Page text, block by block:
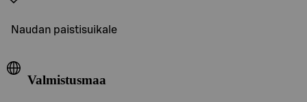
Naudan paistisuikale
Valmistusmaa